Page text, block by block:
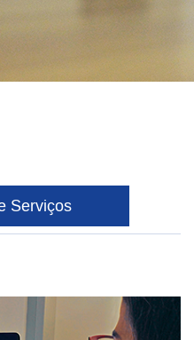
Canais
Serviços